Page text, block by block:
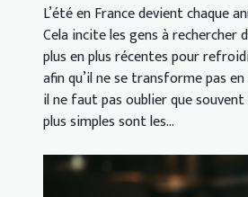
L’été en France devient chaque
Cela incite les gens à rechercher
plus en plus récentes pour
afin qu’il ne se transforme pas en
il ne faut pas oublier que
plus simples sont les...